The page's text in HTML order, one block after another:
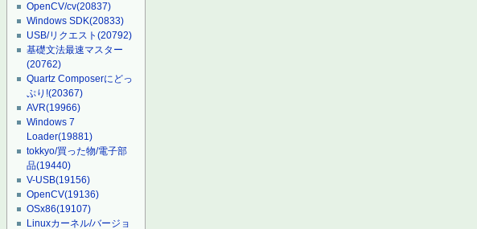
OpenCV/cv(20837)
Windows SDK(20833)
USB/リクエスト(20792)
基礎文法最速マスター
(20762)
Quartz Composerにどっ
ぷり!(20367)
AVR(19966)
Windows 7
Loader(19881)
tokkyo/買った物/電子部
品(19440)
V-USB(19156)
OpenCV(19136)
OSx86(19107)
Linuxカーネル/バージョ